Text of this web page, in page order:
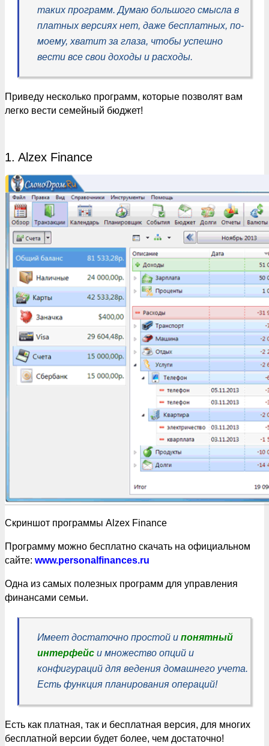
таких программ. Думаю большого смысла в
платных версиях нет, даже бесплатных, по-
моему, хватит за глаза, чтобы успешно
вести все свои доходы и расходы.
Приведу несколько программ, которые позволят вам
легко вести семейный бюджет!
1. Alzex Finance
Скриншот программы Alzex Finance
Программу можно бесплатно скачать на официальном
сайте: www.personalfinances.ru
Одна из самых полезных программ для управления
финансами семьи.
Имеет достаточно простой и понятный
интерфейс и множество опций и
конфигураций для ведения домашнего учета.
Есть функция планирования операций!
Есть как платная, так и бесплатная версия, для многих
бесплатной версии будет более, чем достаточно!